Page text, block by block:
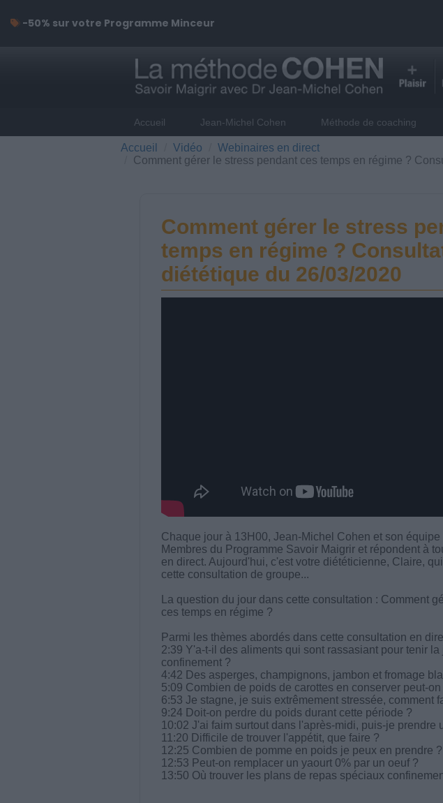
Accueil Jean-Michel Cohen Méthode de coaching
Accueil Vidéo
Webinaires en direct
Comment gérer le stress pendant ces temps en régime ?
Comment gérer le stress
temps en régime ?
diététique du 26/03/2020
Chaque jour à 13H00, Jean-Michel Cohen et son
Membres du Programme Savoir Maigrir et répondent à
en direct. Aujourd'hui, c'est votre diététicienne, Claire,
cette consultation de groupe...
La question du jour dans cette consultation : Comment
ces temps en régime ?
Parmi les thèmes abordés dans cette consultation en
2:39 Y'a-t-il des aliments qui sont rassasiant pour tenir la
confinement ?
4:42 Des asperges, champignons, jambon et fromage
5:09 Combien de poids de carottes en conserver peut-
6:53 Je stagne, je suis extrêmement stressée, comment
9:24 Doit-on perdre du poids durant cette période ?
10:02 J'ai faim surtout dans l'après-midi, puis-je prendre
11:20 Difficile de trouver l'appétit, que faire ?
12:25 Combien de pomme en poids je peux en prendre ?
12:53 Peut-on remplacer un yaourt 0% par un oeuf ?
13:50 Où trouver les plans de repas spéciaux
-50% sur votre Programme Minceur